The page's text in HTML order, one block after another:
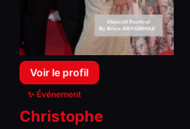
Voir le profil
✨ Événement
Christophe